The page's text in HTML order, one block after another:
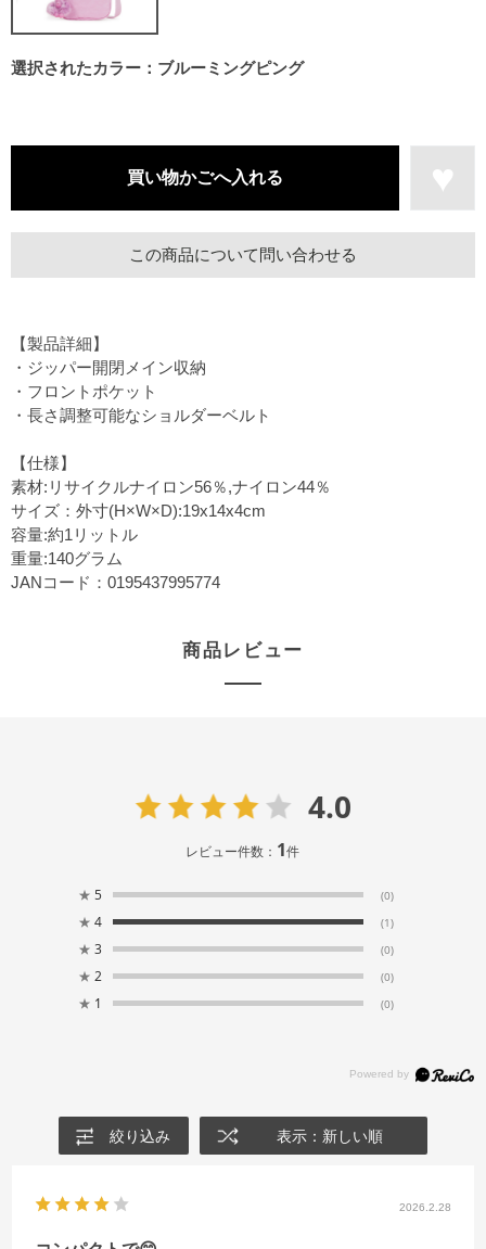
選択されたカラー：ブルーミングピング
この商品について問い合わせる
【製品詳細】
・ジッパー開閉メイン収納
・フロントポケット
・長さ調整可能なショルダーベルト
【仕様】
素材:リサイクルナイロン56％,ナイロン44％
サイズ：外寸(H×W×D):19x14x4cm
容量:約1リットル
重量:140グラム
JANコード：0195437995774
商品レビュー
4.0
レビュー件数： 1件
★ 5 (0)
★ 4 (1)
★ 3 (0)
★ 2 (0)
★ 1 (0)
絞り込み 表示：新しい順
2026.2.28